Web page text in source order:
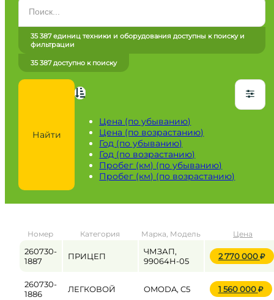
Марка
Все марки
Город / регион
от до
Пробег / Наработка
Цена
Найти
Цена (по убыванию)
Цена (по возрастанию)
Год (по убыванию)
Год (по возрастанию)
Пробег (км) (по убыванию)
Пробег (км) (по возрастанию)
35 387 единиц техники и оборудования доступны к поиску и
фильтрации
35 387 доступно к поиску
Номер Категория Марка, Модель Цена
260730-
1887
ПРИЦЕП
ЧМЗАП,
99064H-05
2 770 000
260730-
1886
ЛЕГКОВОЙ OMODA, C5 1 560 000